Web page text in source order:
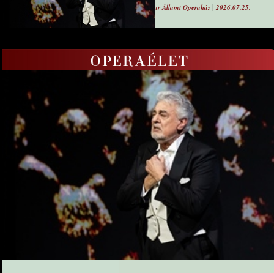
Magyar Állami Operaház| 2026.07.25.